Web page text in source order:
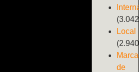
Local
de